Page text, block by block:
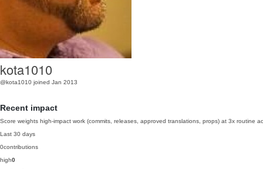
kota1010
@kota1010 joined Jan 2013
Recent impact
Score weights high-impact work (commits, releases, approved translations, props) at 3x routine
Last 30 days
0contributions
high0